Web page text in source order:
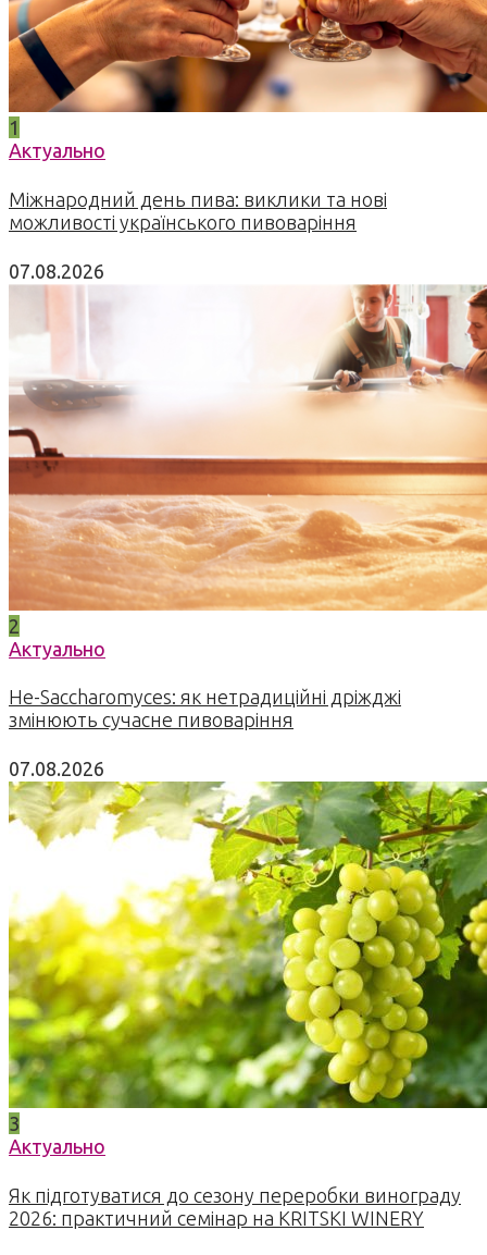
1
Актуально
Міжнародний день пива: виклики та нові
можливості українського пивоваріння
07.08.2026
2
Актуально
Не-Saccharomyces: як нетрадиційні дріжджі
змінюють сучасне пивоваріння
07.08.2026
3
Актуально
Як підготуватися до сезону переробки винограду
2026: практичний семінар на KRITSKI WINERY